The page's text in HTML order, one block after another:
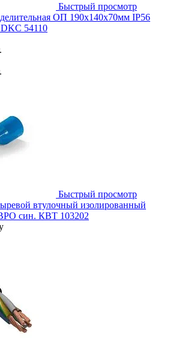
Быстрый просмотр
ОП 190х140х70мм IP56
DKC 54110
Быстрый просмотр
втулочный изолированный
син. КВТ 103202